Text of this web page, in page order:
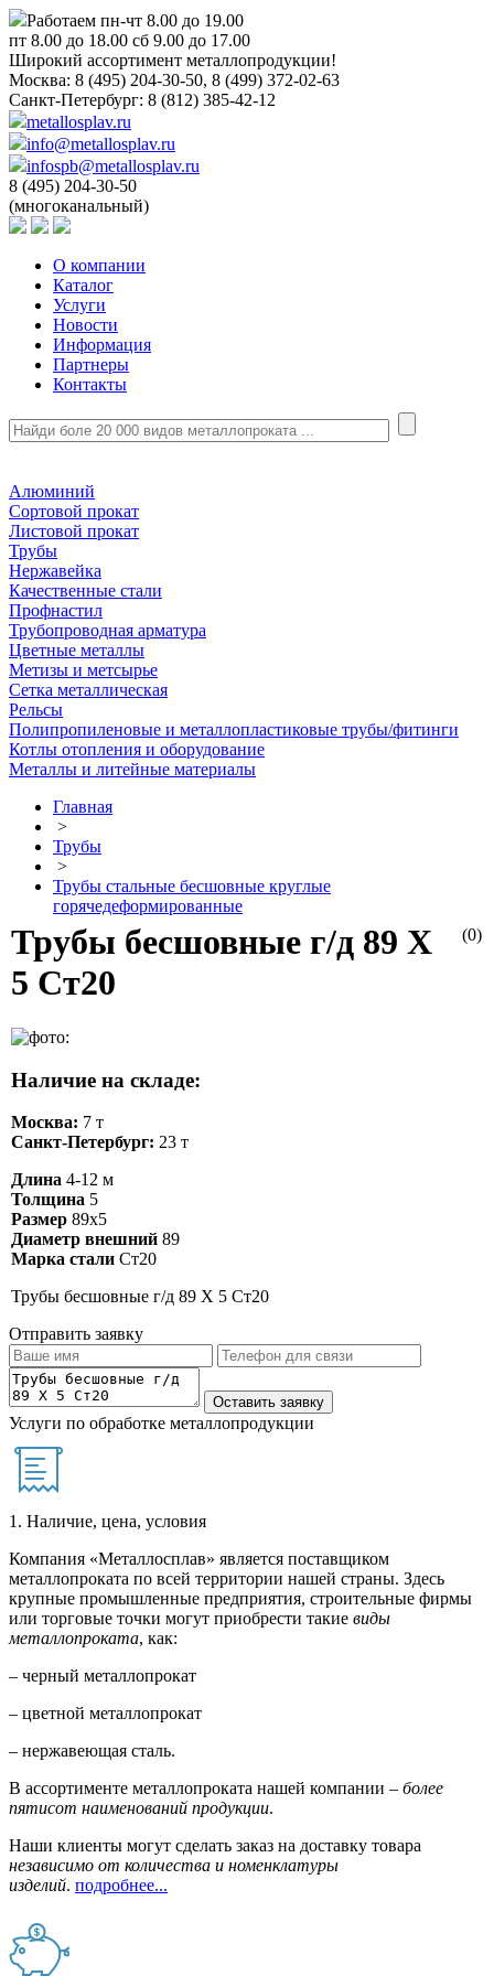
Работаем пн-чт 8.00 до 19.00
пт 8.00 до 18.00 сб 9.00 до 17.00
Широкий ассортимент металлопродукции!
Москва: 8 (495) 204-30-50, 8 (499) 372-02-63
Санкт-Петербург: 8 (812) 385-42-12
metallosplav.ru
info@metallosplav.ru
infospb@metallosplav.ru
8 (495) 204-30-50
(многоканальный)
О компании
Каталог
Услуги
Новости
Информация
Партнеры
Контакты
Алюминий
Сортовой прокат
Листовой прокат
Трубы
Нержавейка
Качественные стали
Профнастил
Трубопроводная арматура
Цветные металлы
Метизы и метсырье
Сетка металлическая
Рельсы
Полипропиленовые и металлопластиковые трубы/фитинги
Котлы отопления и оборудование
Металлы и литейные материалы
Главная
>
Трубы
>
Трубы стальные бесшовные круглые
горячедеформированные
(0)
Трубы бесшовные г/д 89 Х
5 Ст20
Наличие на складе:
Москва: 7 т
Санкт-Петербург: 23 т
Длина 4-12 м
Толщина 5
Размер 89х5
Диаметр внешний 89
Марка стали Ст20
Трубы бесшовные г/д 89 Х 5 Ст20
Отправить заявку
Услуги по обработке металлопродукции
1. Наличие, цена, условия
Компания «Металлосплав» является поставщиком
металлопроката по всей территории нашей страны. Здесь
крупные промышленные предприятия, строительные фирмы
или торговые точки могут приобрести такие виды
металлопроката, как:
– черный металлопрокат
– цветной металлопрокат
– нержавеющая сталь.
В ассортименте металлопроката нашей компании – более
пятисот наименований продукции.
Наши клиенты могут сделать заказ на доставку товара
независимо от количества и номенклатуры
изделий. подробнее...